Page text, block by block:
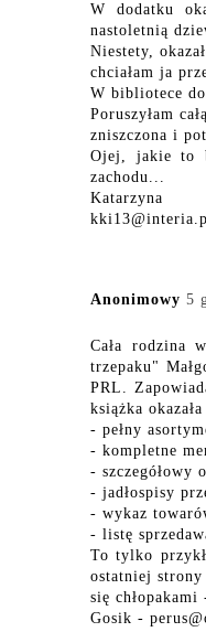
W dodatku
nastoletnią
Niestety,
chciałam ja
W bibliotece
Poruszyłam
zniszczona i
Ojej, jakie to
zachodu...
Katarzyna
Anonimowy 5
Cała rodzina
trzepaku"
PRL.
książka
- pełny
- kompletne
- szczegółowy
- jadłospisy
- wykaz
- listę
To tylko
ostatniej
się
Gosik -